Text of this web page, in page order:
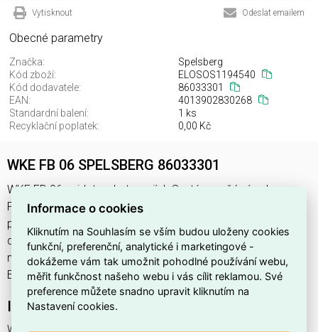
Vytisknout Odeslat emailem
Obecné parametry
Značka:
Spelsberg
Kód zboží:
ELOSOS1194540
Kód dodavatele:
86033301
EAN:
4013902830268
Standardní balení:
1 ks
Recyklační poplatek:
0,00 Kč
WKE FB 06 SPELSBERG 86033301
WKE FB 06 najdete v kategoriích Systém požární ochrany,
Protipožární izolace, Úložné systémy, nosné systémy a
příslušenství, výrobce Spelsberg, EAN 4013902830268, kód
dodavatele 86033301. WKE FB 06 SPELSBERG 86033301
nabízíme od 1 ks. Kód EMAS WKE FB 06 je
ELOSOS1194540.
Interní název produktu
WKE FB 06
Informace o cookies
Kliknutím na Souhlasím se vším budou uloženy cookies
funkční, preferenční, analytické i marketingové -
dokážeme vám tak umožnit pohodlné používání webu,
měřit funkčnost našeho webu i vás cílit reklamou. Své
preference můžete snadno upravit kliknutím na
Nastavení cookies.